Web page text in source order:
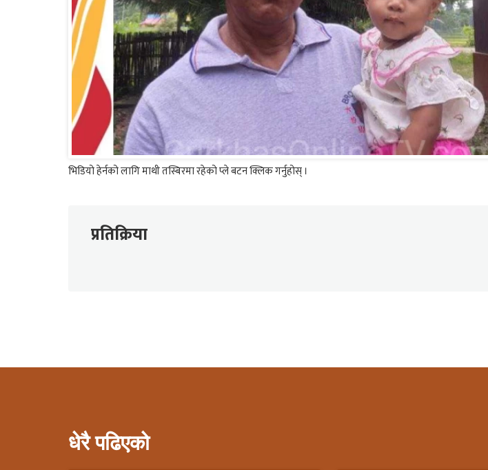
भिडियो हेर्नको लागि माथी तस्बिरमा रहेको प्ले बटन क्लिक गर्नुहोस् ।
प्रतिक्रिया
धेरै पढिएको